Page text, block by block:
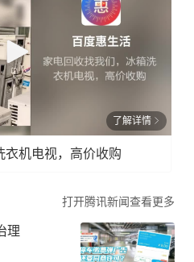
了解详情
衣机电视，高价收购
打开腾讯新闻查看更多
理